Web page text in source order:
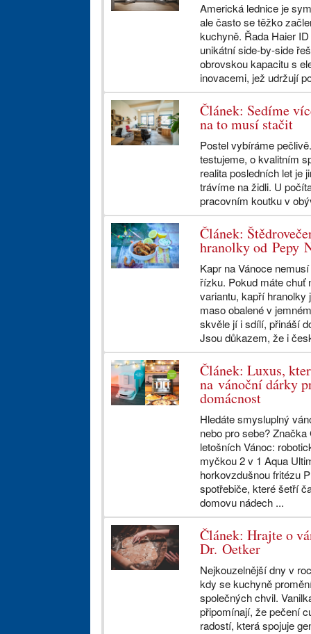
Americká lednice je
ale často se těžko
kuchyně. Řada Haier
unikátní side-by-side
obrovskou kapacitu s
inovacemi, jež udržují
Článek: Sedíme
na to musí stačit
Postel vybíráme
testujeme, o kvalitním
realita posledních let je
trávíme na židli. U
pracovním koutku v
Článek:
hranolky od Pepy
Kapr na Vánoce
řízku. Pokud máte chuť
variantu, kapří hranolky
maso obalené v
skvěle jí i sdílí, přináší
Jsou důkazem, že i
Článek: Luxus,
na vánoční dárky
domácnost
Hledáte smysluplný
nebo pro sebe?
letošních Vánoc:
myčkou 2 v 1 Aqua
horkovzdušnou fritézu
spotřebiče, které šetří
domovu nádech ...
Článek: Hrajte o
Dr. Oetker
Nejkouzelnější dny v
kdy se kuchyně
společných chvil.
připomínají, že pečení
radostí, která spojuje